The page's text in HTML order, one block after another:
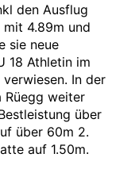
den Ausflug
mit 4.89m und
sie neue
18 Athletin im
In der
Rüegg weiter
über
über 60m 2.
auf 1.50m.